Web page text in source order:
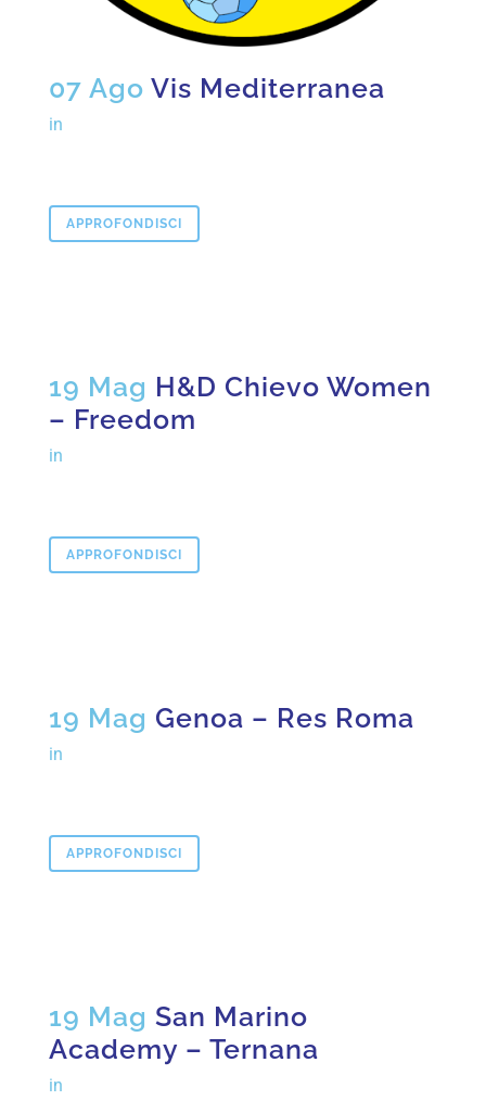
07 Ago Vis Mediterranea
in
APPROFONDISCI
19 Mag H&D Chievo Women
– Freedom
in
APPROFONDISCI
19 Mag Genoa – Res Roma
in
APPROFONDISCI
19 Mag San Marino
Academy – Ternana
in